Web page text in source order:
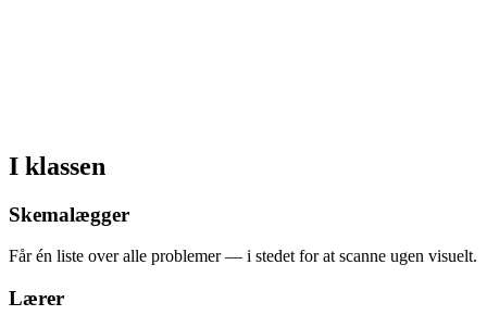
I klassen
Skemalægger
Får én liste over alle problemer — i stedet for at scanne ugen visuelt.
Lærer